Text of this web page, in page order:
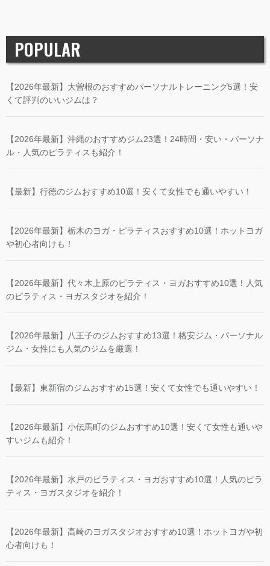
POPULAR
【2026年最新】大曽根のおすすめパーソナルトレーニング5選！安
くて評判のいいジムは？
【2026年最新】沖縄のおすすめジム23選！24時間・安い・パーソナ
ル・人気のピラティスも紹介！
【最新】行徳のジムおすすめ10選！安くて女性でも通いやすい！
【2026年最新】栃木のヨガ・ピラティスおすすめ10選！ホットヨガ
や初心者向けも！
【2026年最新】代々木上原のピラティス・ヨガおすすめ10選！人気
のピラティス・ヨガスタジオを紹介！
【2026年最新】八王子のジムおすすめ13選！格安ジム・パーソナル
ジム・女性にも人気のジムを厳選！
【最新】東新宿のジムおすすめ15選！安くて女性でも通いやすい！
【2026年最新】小伝馬町のジムおすすめ10選！安くて女性も通いや
すいジムも紹介！
【2026年最新】水戸のピラティス・ヨガおすすめ10選！人気のピラ
ティス・ヨガスタジオを紹介！
【2026年最新】高崎のヨガスタジオおすすめ10選！ホットヨガや初
心者向けも！